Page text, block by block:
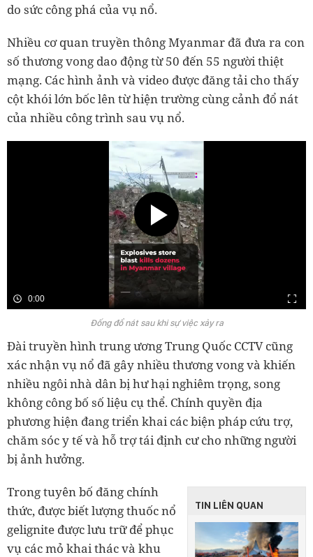
do sức công phá của vụ nổ.
Nhiều cơ quan truyền thông Myanmar đã đưa ra con
số thương vong dao động từ 50 đến 55 người thiệt
mạng. Các hình ảnh và video được đăng tải cho thấy
cột khói lớn bốc lên từ hiện trường cùng cảnh đổ nát
của nhiều công trình sau vụ nổ.
0:00
Đống đổ nát sau khi sự việc xảy ra
Đài truyền hình trung ương Trung Quốc CCTV cũng
xác nhận vụ nổ đã gây nhiều thương vong và khiến
nhiều ngôi nhà dân bị hư hại nghiêm trọng, song
không công bố số liệu cụ thể. Chính quyền địa
phương hiện đang triển khai các biện pháp cứu trợ,
chăm sóc y tế và hỗ trợ tái định cư cho những người
bị ảnh hưởng.
TIN LIÊN QUAN
Trong tuyên bố đăng chính
thức, được biết lượng thuốc nổ
gelignite được lưu trữ để phục
vụ các mỏ khai thác và khu